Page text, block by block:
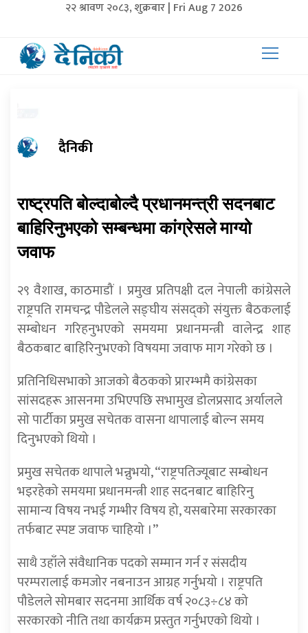
२२ श्रावण २०८३, शुक्रबार | Fri Aug 7 2026
दैनिकी
राष्ट्रपति बोल्दाबोल्दै प्रधानमन्त्री सदनबाट
बाहिरिनुभएको सम्बन्धमा कांग्रेसले माग्यो
जवाफ
२९ वैशाख, काठमाडौं । प्रमुख प्रतिपक्षी दल नेपाली कांग्रेसले
राष्ट्रपति रामचन्द्र पौडेलले सङ्घीय संसद्को संयुक्त बैठकलाई
सम्बोधन गरिहनुभएको समयमा प्रधानमन्त्री वालेन्द्र शाह
बैठकबाट बाहिरिनुभएको विषयमा जवाफ माग गरेको छ ।
प्रतिनिधिसभाको आजको बैठकको प्रारम्भमै कांग्रेसका
सांसदहरू आसनमा उभिएपछि सभामुख डोलप्रसाद अर्यालले
सो पार्टीका प्रमुख सचेतक वासना थापालाई बोल्न समय
दिनुभएको थियो ।
प्रमुख सचेतक थापाले भन्नुभयो, “राष्ट्रपतिज्यूबाट सम्बोधन
भइरहेको समयमा प्रधानमन्त्री शाह सदनबाट बाहिरिनु
सामान्य विषय नभई गम्भीर विषय हो, यसबारेमा सरकारका
तर्फबाट स्पष्ट जवाफ चाहियो ।”
साथै उहाँले संवैधानिक पदको सम्मान गर्न र संसदीय
परम्परालाई कमजोर नबनाउन आग्रह गर्नुभयो । राष्ट्रपति
पौडेलले सोमबार सदनमा आर्थिक वर्ष २०८३÷८४ को
सरकारको नीति तथा कार्यक्रम प्रस्तुत गर्नुभएको थियो ।